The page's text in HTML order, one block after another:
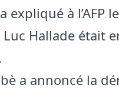
expliqué à l’AFP
Hallade était
a annoncé la